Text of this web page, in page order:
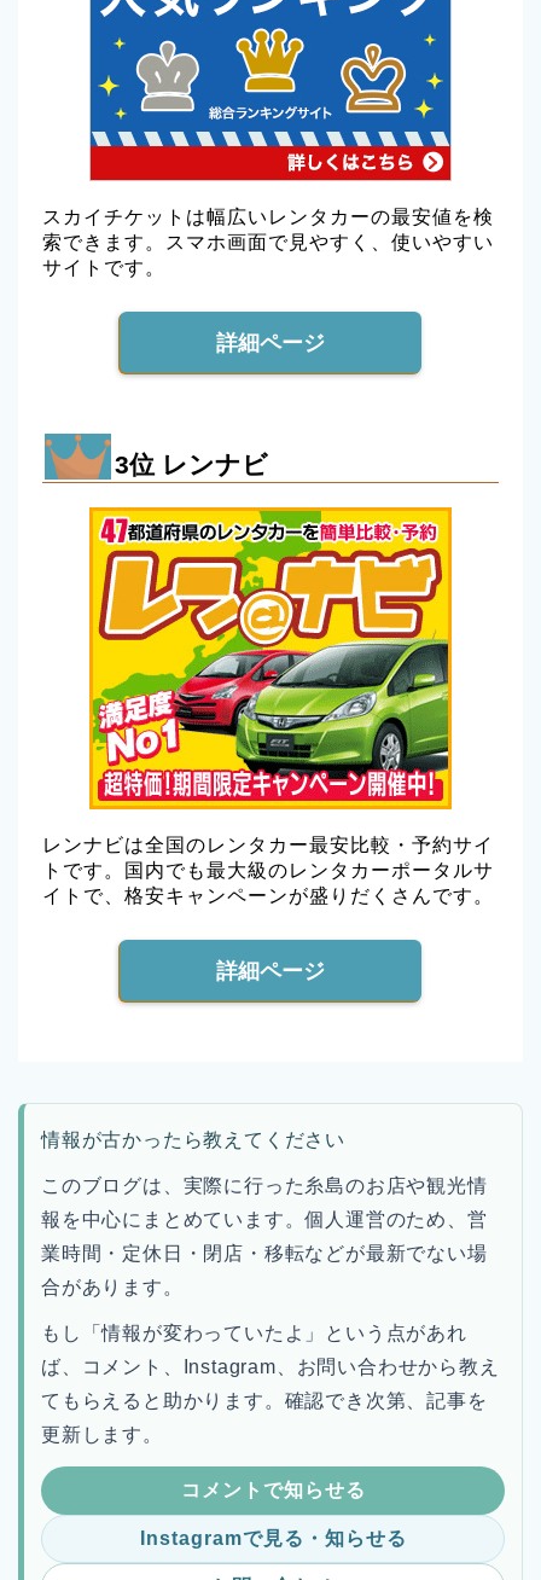
スカイチケットは幅広いレンタカーの最安値を検
索できます。スマホ画面で見やすく、使いやすい
サイトです。
詳細ページ
3位 レンナビ
レンナビは全国のレンタカー最安比較・予約サイ
トです。国内でも最大級のレンタカーポータルサ
イトで、格安キャンペーンが盛りだくさんです。
詳細ページ
情報が古かったら教えてください
このブログは、実際に行った糸島のお店や観光情
報を中心にまとめています。個人運営のため、営
業時間・定休日・閉店・移転などが最新でない場
合があります。
もし「情報が変わっていたよ」という点があれ
ば、コメント、Instagram、お問い合わせから教え
てもらえると助かります。確認でき次第、記事を
更新します。
コメントで知らせる
Instagramで見る・知らせる